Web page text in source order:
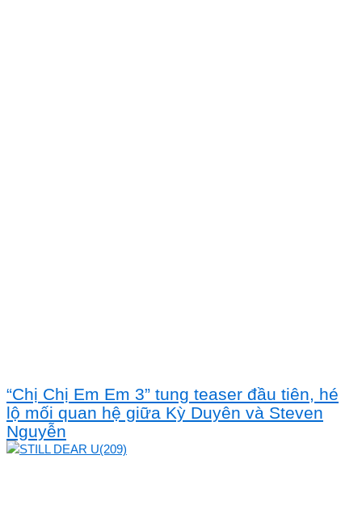
“Chị Chị Em Em 3” tung teaser đầu tiên, hé
lộ mối quan hệ giữa Kỳ Duyên và Steven
Nguyễn